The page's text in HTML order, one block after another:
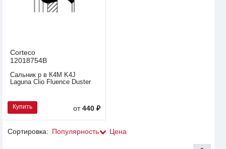
Corteco
12018754B
Сальник р в К4М K4J
Laguna Clio Fluence Duster
Купить от440 ₽
Сортировка: Популярность Цена